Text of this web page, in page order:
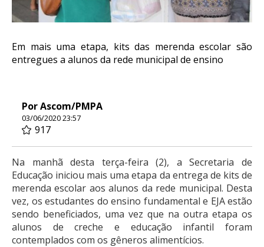
Em mais uma etapa, kits das merenda escolar são
entregues a alunos da rede municipal de ensino
Por Ascom/PMPA
03/06/2020 23:57
917
Na manhã desta terça-feira (2), a Secretaria de
Educação iniciou mais uma etapa da entrega de kits de
merenda escolar aos alunos da rede municipal. Desta
vez, os estudantes do ensino fundamental e EJA estão
sendo beneficiados, uma vez que na outra etapa os
alunos de creche e educação infantil foram
contemplados com os gêneros alimentícios.